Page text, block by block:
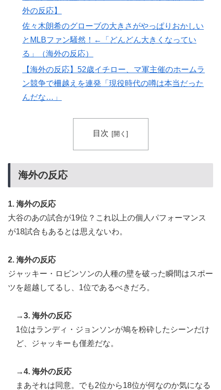
外の反応】
佐々木朗希のグローブの大きさがやっぱりおかしい
とMLBファン騒然！←「どんどん大きくなってい
る」（海外の反応）
【海外の反応】52歳イチロー、マ軍主催のホームラ
ン競争で柵越えを連発「現役時代の噂は本当だった
んだな…」
目次
海外の反応
1. 海外の反応
大谷のあの試合が19位？これ以上の個人パフォーマンス
が18試合もあるとは思えないわ。
2. 海外の反応
ジャッキー・ロビンソンの人種の壁を破った瞬間はスポー
ツを超越してるし、1位であるべきだろ。
→3. 海外の反応
1位はランディ・ジョンソンが鳩を粉砕したシーンだけ
ど、ジャッキーも僅差だな。
→4. 海外の反応
まあそれは同意。でも2位から18位が何なのか気になる